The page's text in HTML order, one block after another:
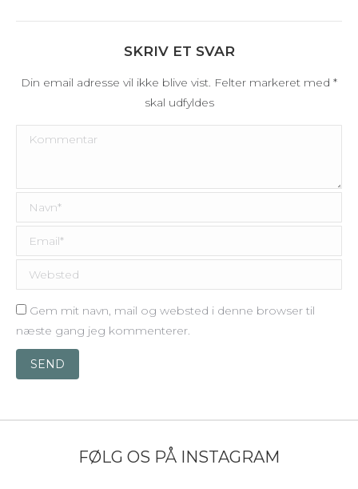
SKRIV ET SVAR
Din email adresse vil ikke blive vist. Felter markeret med *
skal udfyldes
Kommentar
Navn *
Email *
Websted
Gem mit navn, mail og websted i denne browser til
næste gang jeg kommenterer.
SEND
FØLG OS PÅ INSTAGRAM